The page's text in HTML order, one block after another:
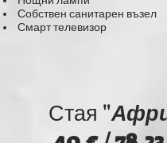
Собствен санитарен възел
Смарт телевизор
Стая "